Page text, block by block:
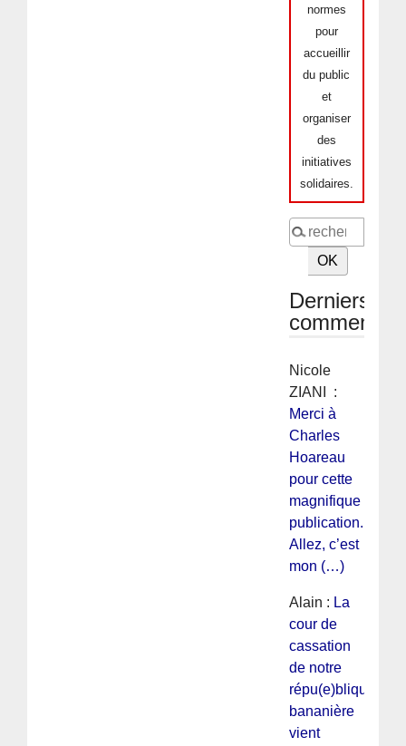
normes
pour
accueillir
du public
et
organiser
des
initiatives
solidaires.
Derniers
Nicole
ZIANI :
Merci à
Charles
Hoareau
pour cette
magnifique
publication.
Allez, c’est
mon (…)
Alain : La
cour de
cassation
de notre
répu(e)blique
bananière
vient